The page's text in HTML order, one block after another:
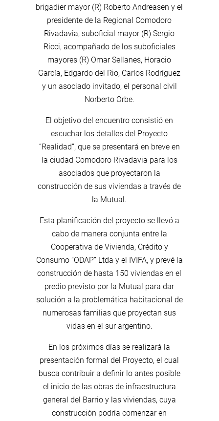
brigadier mayor (R) Roberto Andreasen y el
presidente de la Regional Comodoro
Rivadavia, suboficial mayor (R) Sergio
Ricci, acompañado de los suboficiales
mayores (R) Omar Sellanes, Horacio
García, Edgardo del Rio, Carlos Rodríguez
y un asociado invitado, el personal civil
Norberto Orbe.
El objetivo del encuentro consistió en
escuchar los detalles del Proyecto
“Realidad”, que se presentará en breve en
la ciudad Comodoro Rivadavia para los
asociados que proyectaron la
construcción de sus viviendas a través de
la Mutual.
Esta planificación del proyecto se llevó a
cabo de manera conjunta entre la
Cooperativa de Vivienda, Crédito y
Consumo “ODAP” Ltda y el IVIFA, y prevé la
construcción de hasta 150 viviendas en el
predio previsto por la Mutual para dar
solución a la problemática habitacional de
numerosas familias que proyectan sus
vidas en el sur argentino.
En los próximos días se realizará la
presentación formal del Proyecto, el cual
busca contribuir a definir lo antes posible
el inicio de las obras de infraestructura
general del Barrio y las viviendas, cuya
construcción podría comenzar en